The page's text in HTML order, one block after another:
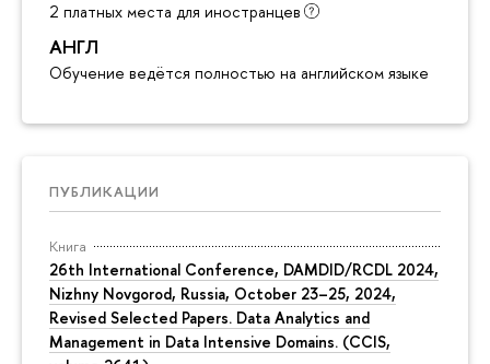
2 платных места для иностранцев
АНГЛ
Обучение ведётся полностью на английском языке
ПУБЛИКАЦИИ
Книга
26th International Conference, DAMDID/RCDL 2024,
Nizhny Novgorod, Russia, October 23–25, 2024,
Revised Selected Papers. Data Analytics and
Management in Data Intensive Domains. (CCIS,